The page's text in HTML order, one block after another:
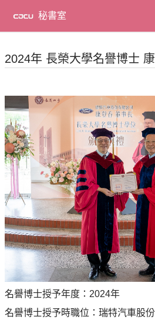
主
秘書室
2024年 長榮大學名譽博士
名譽博士授予年度：2024年
名譽博士授予時職位：瑞特汽車股